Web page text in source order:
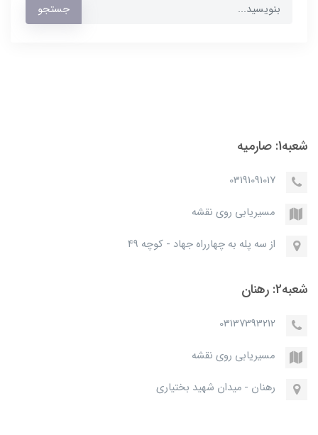
جستجو
شعبه1: صارمیه
03191091017
مسیریابی روی نقشه
از سه پله به چهارراه جهاد - کوچه 49
شعبه2: رهنان
03137393212
مسیریابی روی نقشه
رهنان - میدان شهید بختیاری